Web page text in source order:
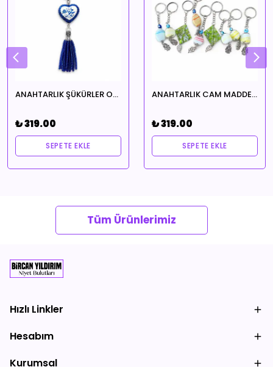
ANAHTARLIK ŞÜKÜRLER OLSUN
₺ 319.00
SEPETE EKLE
ANAHTARLIK CAM MADDE EVİMİN İÇİNDE HUZUR EKSİK OLMASIN TEMALI ŞANSINA HANGİSİ GELİRSE
₺ 319.00
SEPETE EKLE
Tüm Ürünlerimiz
Hızlı Linkler
Hesabım
Kurumsal